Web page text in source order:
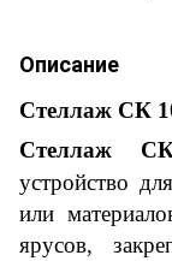
Описание
Стеллаж СК
Стеллаж
устройство
или
ярусов,